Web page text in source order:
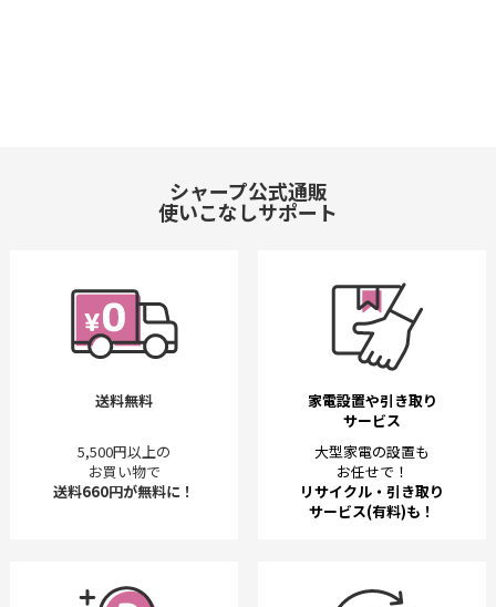
シャープ公式通販
使いこなしサポート
送料無料
5,500円以上の
お買い物で
送料660円が無料に！
家電設置や引き取り
サービス
大型家電の設置も
お任せで！
リサイクル・引き取り
サービス(有料)も！